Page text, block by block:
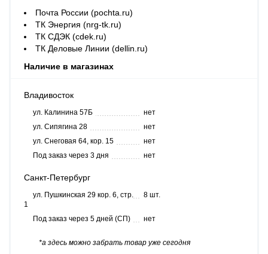
Почта России (pochta.ru)
ТК Энергия (nrg-tk.ru)
ТК СДЭК (cdek.ru)
ТК Деловые Линии (dellin.ru)
Наличие в магазинах
Владивосток
ул. Калинина 57Б
нет
ул. Сипягина 28
нет
ул. Снеговая 64, кор. 15
нет
Под заказ через 3 дня
нет
Санкт-Петербург
ул. Пушкинская 29 кор. 6, стр.
1
8 шт.
Под заказ через 5 дней (СП) нет
*а здесь можно забрать товар уже сегодня